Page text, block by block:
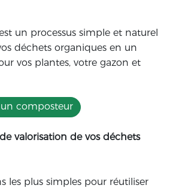
un processus simple et naturel
déchets organiques en un
vos plantes, votre gazon et
composteur
valorisation de vos déchets
les plus simples pour réutiliser